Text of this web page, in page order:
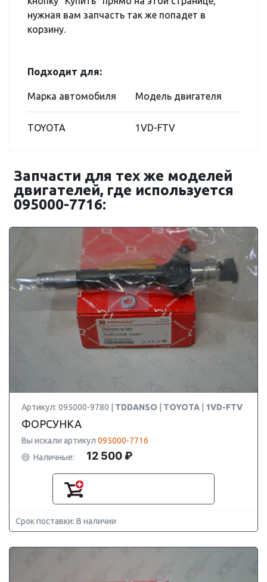
нужная вам запчасть так же попадет в
корзину.
Подходит для:
Марка автомобиля Модель двигателя
TOYOTA 1VD-FTV
Запчасти для тех же моделей
двигателей, где используется
095000-7716:
Артикул: 095000-9780 | TDDANSO TOYOTA 1VD-FTV
ФОРСУНКА
Вы искали артикул 095000-7716
Наличные:
12 500 ₽
Срок поставки: В наличии